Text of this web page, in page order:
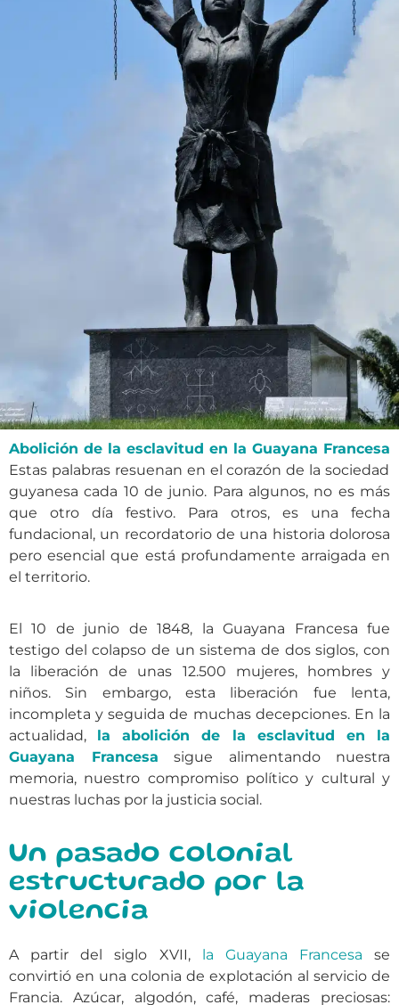
Abolición de la esclavitud en la Guayana Francesa
Estas palabras resuenan en el corazón de la sociedad
guyanesa cada 10 de junio. Para algunos, no es más
que otro día festivo. Para otros, es una fecha
fundacional, un recordatorio de una historia dolorosa
pero esencial que está profundamente arraigada en
el territorio.
El 10 de junio de 1848, la Guayana Francesa fue
testigo del colapso de un sistema de dos siglos, con
la liberación de unas 12.500 mujeres, hombres y
niños. Sin embargo, esta liberación fue lenta,
incompleta y seguida de muchas decepciones. En la
actualidad, la abolición de la esclavitud en la
Guayana Francesa sigue alimentando nuestra
memoria, nuestro compromiso político y cultural y
nuestras luchas por la justicia social.
Un pasado colonial
estructurado por la
violencia
A partir del siglo XVII, la Guayana Francesa se
convirtió en una colonia de explotación al servicio de
Francia. Azúcar, algodón, café, maderas preciosas: